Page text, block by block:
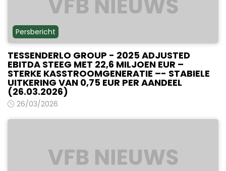
Persbericht
TESSENDERLO GROUP - 2025 ADJUSTED
EBITDA STEEG MET 22,6 MILJOEN EUR –
STERKE KASSTROOMGENERATIE –- STABIELE
UITKERING VAN 0,75 EUR PER AANDEEL
(26.03.2026)
26/03/2026